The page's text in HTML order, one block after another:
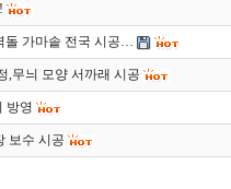
돌 가마솥 전국 시공…
,무늬 모양 서까래 시공
방영
보수 시공